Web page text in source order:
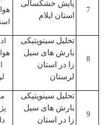
پایش خشکسالی
استان ایلام
هواشناسی
استان ایلام
تحلیل سینوپتیکی
بارش های سیل
زا در استان
اداره کل
هواشناسی
تحلیل سینوپتیکی
بارش های سیل
زا در استان
معاونت
پژوهشی